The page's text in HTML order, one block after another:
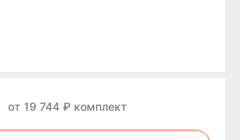
от 19 744 ₽ комплект